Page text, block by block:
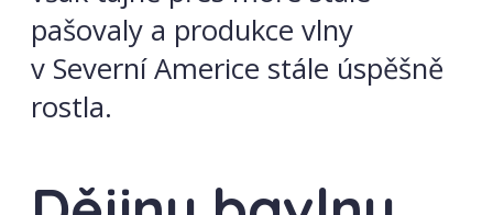
pašovaly a produkce vlny
v Severní Americe stále úspěšně
rostla.